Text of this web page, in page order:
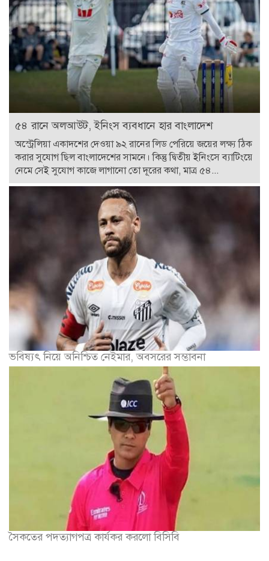
৫৪ রানে অলআউট, ইনিংস ব্যবধানে হার বাংলাদেশ
অস্ট্রেলিয়া একাদশের দেওয়া ৯২ রানের লিড পেরিয়ে জয়ের লক্ষ্য ঠিক
করার সুযোগ ছিল বাংলাদেশের সামনে। কিন্তু দ্বিতীয় ইনিংসে ব্যাটিংয়ে
নেমে সেই সুযোগ কাজে লাগানো তো দূরের কথা, মাত্র ৫৪...
ভবিষ্যৎ নিয়ে অনিশ্চিত নেইমার, অবসরের সম্ভাবনা
সৈকতের পদত্যাগপত্র কার্যকর করলো বিসিবি